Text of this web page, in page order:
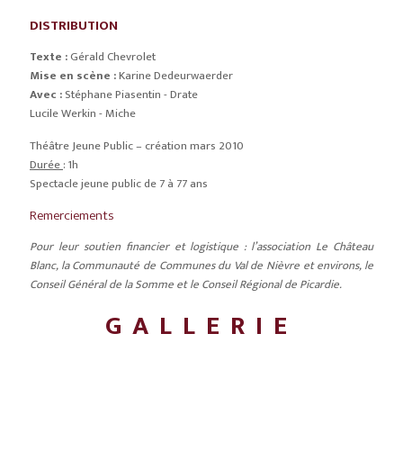
DISTRIBUTION
Texte :Gérald Chevrolet
Mise en scène :Karine Dedeurwaerder
Avec :Stéphane Piasentin - Drate
Lucile Werkin - Miche
Théâtre Jeune Public – création mars 2010
Durée: 1h
Spectacle jeune public de 7 à 77 ans
Remerciements
Pour leur soutien financier et logistique : l’association Le Château
Blanc, la Communauté de Communes du Val de Nièvre et environs, le
Conseil Général de la Somme et le Conseil Régional de Picardie.
GALLERIE